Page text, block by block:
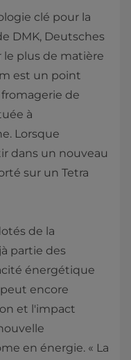
clé pour la
DMK, Deutsches
le plus de matière
est un point
de
à
Lorsque
dans un nouveau
sur un Tetra
de la
partie des
énergétique
encore
et l'impact
en énergie. « La